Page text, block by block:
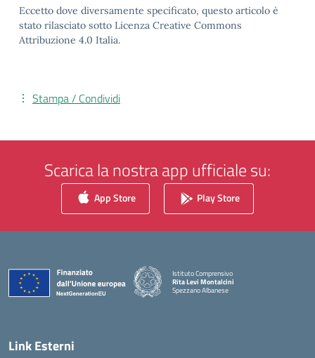
Eccetto dove diversamente specificato, questo articolo è
stato rilasciato sotto Licenza Creative Commons
Attribuzione 4.0 Italia.
Stampa / Condividi
Scarica la nostra app ufficiale su:
App Store Play Store
Istituto Comprensivo
Rita Levi Montalcini
Spezzano Albanese
— Visita la pagina iniziale della scuola
Link Esterni